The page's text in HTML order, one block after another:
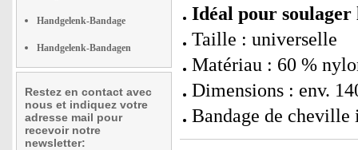
Handgelenk-Bandage
Handgelenk-Bandagen
Restez en contact avec
nous et indiquez votre
adresse mail pour
recevoir notre
newsletter:
Idéal pour soulager
Taille : universelle
Matériau : 60 %
Dimensions : env.
Bandage de cheville